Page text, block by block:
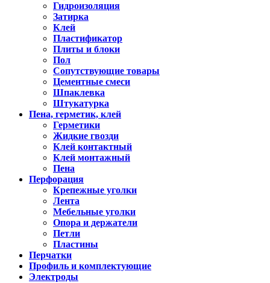
Гидроизоляция
Затирка
Клей
Пластификатор
Плиты и блоки
Пол
Сопутствующие товары
Цементные смеси
Шпаклевка
Штукатурка
Пена, герметик, клей
Герметики
Жидкие гвозди
Клей контактный
Клей монтажный
Пена
Перфорация
Крепежные уголки
Лента
Мебельные уголки
Опора и держатели
Петли
Пластины
Перчатки
Профиль и комплектующие
Электроды